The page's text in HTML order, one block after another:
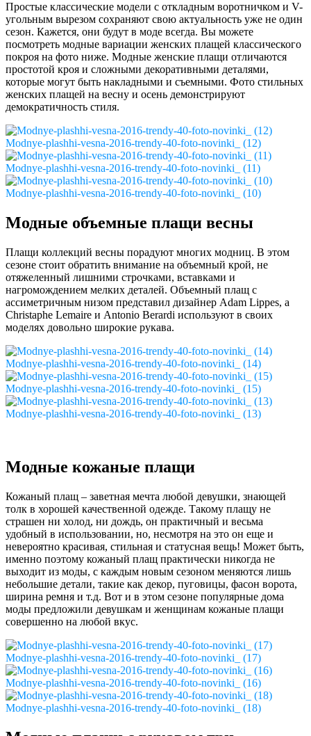
Простые классические модели с откладным воротничком и V-
угольным вырезом сохраняют свою актуальность уже не один
сезон. Кажется, они будут в моде всегда. Вы можете
посмотреть модные вариации женских плащей классического
покроя на фото ниже. Модные женские плащи отличаются
простотой кроя и сложными декоративными деталями,
которые могут быть накладными и съемными. Фото стильных
женских плащей на весну и осень демонстрируют
демократичность стиля.
Modnye-plashhi-vesna-2016-trendy-40-foto-novinki_ (12)
Modnye-plashhi-vesna-2016-trendy-40-foto-novinki_ (11)
Modnye-plashhi-vesna-2016-trendy-40-foto-novinki_ (10)
Модные объемные плащи весны
Плащи коллекций весны порадуют многих модниц. В этом
сезоне стоит обратить внимание на объемный крой, не
отяжеленный лишними строчками, вставками и
нагромождением мелких деталей. Объемный плащ с
ассиметричным низом представил дизайнер Adam Lippes, а
Christaphe Lemaire и Antonio Berardi используют в своих
моделях довольно широкие рукава.
Modnye-plashhi-vesna-2016-trendy-40-foto-novinki_ (14)
Modnye-plashhi-vesna-2016-trendy-40-foto-novinki_ (15)
Modnye-plashhi-vesna-2016-trendy-40-foto-novinki_ (13)
Модные кожаные плащи
Кожаный плащ – заветная мечта любой девушки, знающей
толк в хорошей качественной одежде. Такому плащу не
страшен ни холод, ни дождь, он практичный и весьма
удобный в использовании, но, несмотря на это он еще и
невероятно красивая, стильная и статусная вещь! Может быть,
именно поэтому кожаный плащ практически никогда не
выходит из моды, с каждым новым сезоном меняются лишь
небольшие детали, такие как декор, пуговицы, фасон ворота,
ширина ремня и т.д. Вот и в этом сезоне популярные дома
моды предложили девушкам и женщинам кожаные плащи
совершенно на любой вкус.
Modnye-plashhi-vesna-2016-trendy-40-foto-novinki_ (17)
Modnye-plashhi-vesna-2016-trendy-40-foto-novinki_ (16)
Modnye-plashhi-vesna-2016-trendy-40-foto-novinki_ (18)